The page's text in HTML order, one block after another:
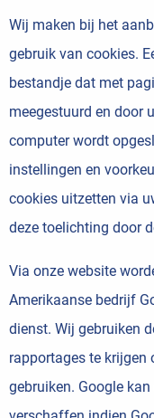
Wij maken bij het
gebruik van cookies.
bestandje dat met
meegestuurd en door
computer wordt
instellingen en
cookies uitzetten via
deze toelichting door
Via onze website
Amerikaanse bedrijf
dienst. Wij gebruiken
rapportages te krijgen
gebruiken. Google